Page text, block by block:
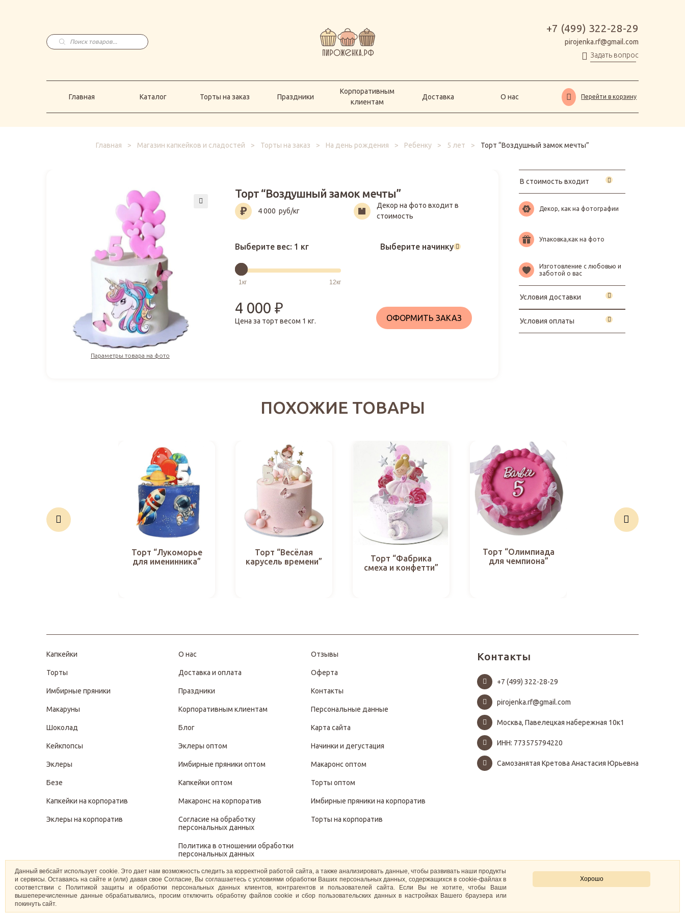
Поиск
товаров
+7 (499) 322-28-29
pirojenka.rf@gmail.com
Задать вопрос
Главная Каталог Торты на заказ Праздники
Корпоративным
клиентам
Доставка О нас Перейти в корзину
Главная > Магазин капкейков и сладостей > Торты на заказ > На день рождения > Ребенку > 5 лет > Торт “Воздушный замок мечты”
Параметры товара на фото
Торт “Воздушный замок мечты”
4 000 руб/кг
Декор на фото входит в
стоимость
Выберите вес: 1 кг Выберите начинку
4 000₽
Цена за торт весом 1 кг. ОФОРМИТЬ ЗАКАЗ
В стоимость входит
Декор, как на фотографии
Упаковка,как на фото
Изготовление с любовью и
заботой о вас
Условия доставки
Условия оплаты
ПОХОЖИЕ ТОВАРЫ
Торт “Лукоморье
для именинника”
Торт “Весёлая
карусель времени”
Торт “Фабрика
смеха и конфетти”
Торт “Олимпиада
для чемпиона”
Капкейки
Торты
Имбирные пряники
Макаруны
Шоколад
Кейкпопсы
Эклеры
Безе
Капкейки на корпоратив
Эклеры на корпоратив
О нас
Доставка и оплата
Праздники
Корпоративным клиентам
Блог
Эклеры оптом
Имбирные пряники оптом
Капкейки оптом
Макаронс на корпоратив
Согласие на обработку
персональных данных
Политика в отношении обработки
персональных данных
Политика защиты и обработки
персональных данных
Отзывы
Оферта
Контакты
Персональные данные
Карта сайта
Начинки и дегустация
Макаронс оптом
Торты оптом
Имбирные пряники на корпоратив
Торты на корпоратив
Контакты
+7 (499) 322-28-29
pirojenka.rf@gmail.com
Москва, Павелецкая набережная 10к1
ИНН: 773575794220
Самозанятая Кретова Анастасия Юрьевна
Хорошо
Данный вебсайт использует cookie. Это дает нам возможность следить за корректной работой сайта, а также анализировать данные, чтобы развивать наши продукты
и сервисы. Оставаясь на сайте и (или) давая свое Согласие, Вы соглашаетесь с условиями обработки Ваших персональных данных, содержащихся в cookie-файлах в
соответствии с Политикой защиты и обработки персональных данных клиентов, контрагентов и пользователей сайта. Если Вы не хотите, чтобы Ваши
вышеперечисленные данные обрабатывались, просим отключить обработку файлов cookie и сбор пользовательских данных в настройках Вашего браузера или
покинуть сайт.